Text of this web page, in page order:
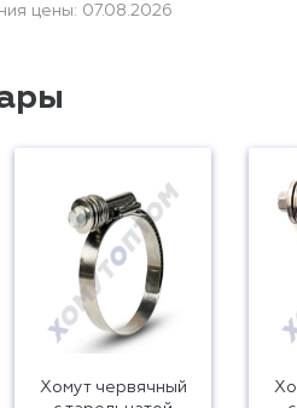
цены: 07.08.2026
Хомут червячный